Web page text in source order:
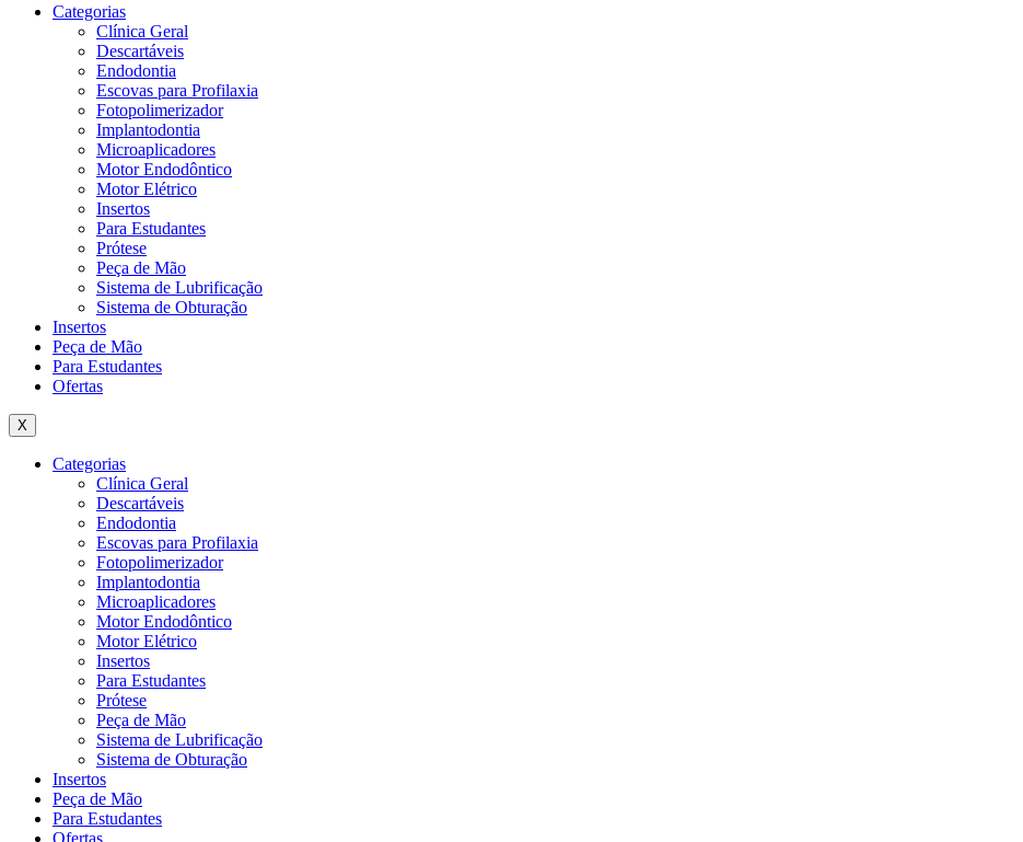
Categorias
Clínica Geral
Descartáveis
Endodontia
Escovas para Profilaxia
Fotopolimerizador
Implantodontia
Microaplicadores
Motor Endodôntico
Motor Elétrico
Insertos
Para Estudantes
Prótese
Peça de Mão
Sistema de Lubrificação
Sistema de Obturação
Insertos
Peça de Mão
Para Estudantes
Ofertas
X
Categorias
Clínica Geral
Descartáveis
Endodontia
Escovas para Profilaxia
Fotopolimerizador
Implantodontia
Microaplicadores
Motor Endodôntico
Motor Elétrico
Insertos
Para Estudantes
Prótese
Peça de Mão
Sistema de Lubrificação
Sistema de Obturação
Insertos
Peça de Mão
Para Estudantes
Ofertas